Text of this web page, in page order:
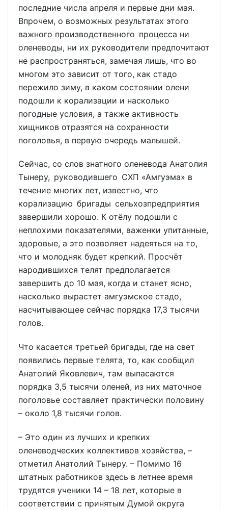
последние числа апреля и первые дни мая.
Впрочем, о возможных результатах этого
важного производственного процесса ни
оленеводы, ни их руководители предпочитают
не распространяться, замечая лишь, что во
многом это зависит от того, как стадо
пережило зиму, в каком состоянии олени
подошли к корализации и насколько
погодные условия, а также активность
хищников отразятся на сохранности
поголовья, в первую очередь малышей.
Сейчас, со слов знатного оленевода Анатолия
Тынеру, руководившего СХП «Амгуэма» в
течение многих лет, известно, что
корализацию бригады сельхозпредприятия
завершили хорошо. К отёлу подошли с
неплохими показателями, важенки упитанные,
здоровые, а это позволяет надеяться на то,
что и молодняк будет крепкий. Просчёт
народившихся телят предполагается
завершить до 10 мая, когда и станет ясно,
насколько вырастет амгуэмское стадо,
насчитывающее сейчас порядка 17,3 тысячи
голов.
Что касается третьей бригады, где на свет
появились первые телята, то, как сообщил
Анатолий Яковлевич, там выпасаются
порядка 3,5 тысячи оленей, из них маточное
поголовье составляет практически половину
– около 1,8 тысячи голов.
– Это один из лучших и крепких
оленеводческих коллективов хозяйства, –
отметил Анатолий Тынеру. – Помимо 16
штатных работников здесь в летнее время
трудятся ученики 14 – 18 лет, которые в
соответствии с принятым Думой округа